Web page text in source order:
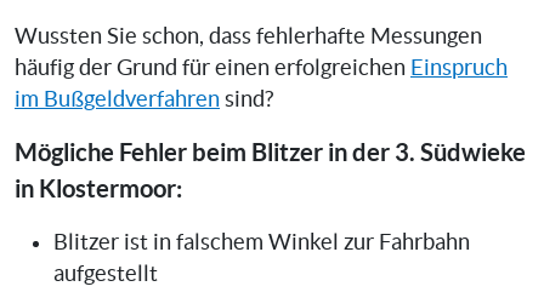
Wussten Sie schon, dass fehlerhafte Messungen
häufig der Grund für einen erfolgreichen Einspruch
im Bußgeldverfahren sind?
Mögliche Fehler beim Blitzer in der 3. Südwieke
in Klostermoor:
Blitzer ist in falschem Winkel zur Fahrbahn
aufgestellt